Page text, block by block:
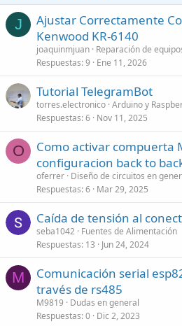
J
Ajustar Correctamente
Kenwood KR-6140
joaquinmjuan Reparación de
Respuestas 9 Ene 11, 2026
Tutorial TelegramBot
torres.electronico Arduino y
Respuestas 6 Nov 11, 2025
O
Como activar compuerta
configuracion back to
oferrer Diseño de circuitos en
Respuestas 6 Mar 29, 2025
Caída de tensión al
seba1042 Fuentes de Alimentación
Respuestas 13 Jun 24, 2024
M
Comunicación serial
través de rs485
M9819
Dudas en general
Respuestas 0 Dic 2, 2023